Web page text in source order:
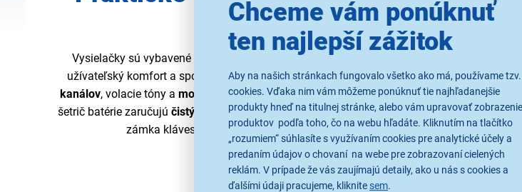
Chceme vám ponúknuť
ten najlepší zážitok
Aby na našich stránkach fungovalo všetko ako má, používame tzv.
cookies. Vďaka nim vám môžeme ponúknuť tie najhľadanejšie
produkty hneď na titulnej stránke, alebo vám upravovať zobrazenie
produktov podľa toho, čo na webu hľadáte. Kliknutím na tlačítko
„rozumiem“ súhlasíte s využívaním cookies pre analytické účely a
predaním údajov o chovaní na webe pre zobrazovaní cielených
reklám. V prípade že vás zaujímajú detaily, ako u nás s cookies a
ďalšími údaji pracujeme, kliknite sem.
ovládanie
Vysielačky sú vybavené množstvom praktických funkcií
užívateľský komfort a spoľahlivosť. Medzi ne patrí funkcia VOX,skenovanie
kanálov, volacie tóny a monitorovanie kanála. Automaticképotlačenie šumua
šetrič batérie zaručujú čistý zvuk
a dlhšiu výdrž, kým tón ukončenia vysielania a
zámka klávesov ZAP/VYP zjednodušujú používanie.